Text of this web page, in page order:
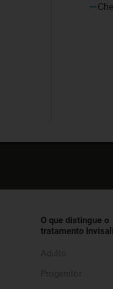
O que distingue o
tratamento